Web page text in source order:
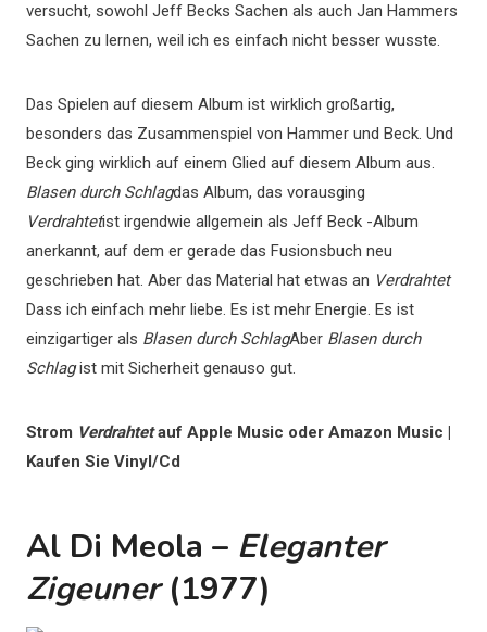
versucht, sowohl Jeff Becks Sachen als auch Jan Hammers
Sachen zu lernen, weil ich es einfach nicht besser wusste.
Das Spielen auf diesem Album ist wirklich großartig,
besonders das Zusammenspiel von Hammer und Beck. Und
Beck ging wirklich auf einem Glied auf diesem Album aus.
Blasen durch Schlagdas Album, das vorausging
Verdrahtetist irgendwie allgemein als Jeff Beck -Album
anerkannt, auf dem er gerade das Fusionsbuch neu
geschrieben hat. Aber das Material hat etwas an Verdrahtet
Dass ich einfach mehr liebe. Es ist mehr Energie. Es ist
einzigartiger als Blasen durch SchlagAber Blasen durch
Schlagist mit Sicherheit genauso gut.
Strom Verdrahtetauf Apple Music oder Amazon Music |
Kaufen Sie Vinyl/Cd
Al Di Meola – Eleganter
Zigeuner(1977)